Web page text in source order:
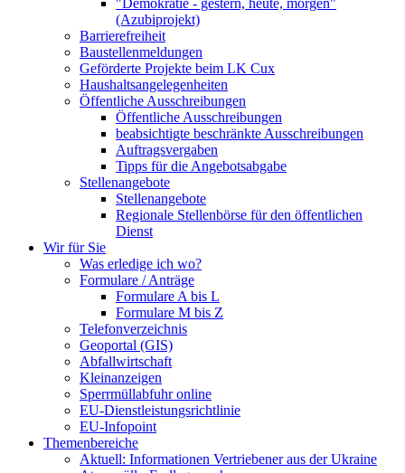
"Demokratie - gestern, heute, morgen"
(Azubiprojekt)
Barrierefreiheit
Baustellenmeldungen
Geförderte Projekte beim LK Cux
Haushaltsangelegenheiten
Öffentliche Ausschreibungen
Öffentliche Ausschreibungen
beabsichtigte beschränkte Ausschreibungen
Auftragsvergaben
Tipps für die Angebotsabgabe
Stellenangebote
Stellenangebote
Regionale Stellenbörse für den öffentlichen
Dienst
Wir für Sie
Was erledige ich wo?
Formulare / Anträge
Formulare A bis L
Formulare M bis Z
Telefonverzeichnis
Geoportal (GIS)
Abfallwirtschaft
Kleinanzeigen
Sperrmüllabfuhr online
EU-Dienstleistungsrichtlinie
EU-Infopoint
Themenbereiche
Aktuell: Informationen Vertriebener aus der Ukraine